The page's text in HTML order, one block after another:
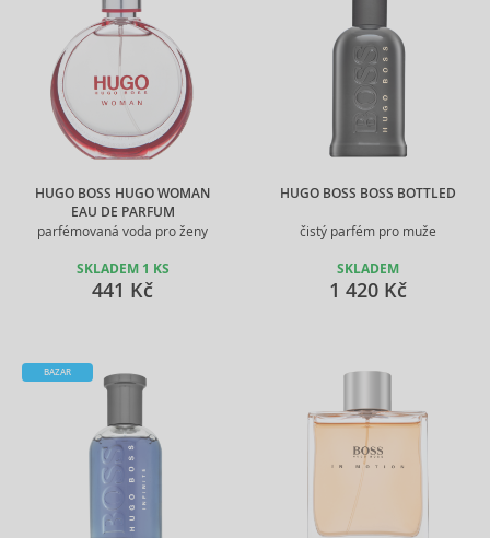
HUGO BOSS HUGO WOMAN
EAU DE PARFUM
parfémovaná voda pro ženy
SKLADEM 1 KS
441 Kč
HUGO BOSS BOSS BOTTLED
čistý parfém pro muže
SKLADEM
1 420 Kč
BAZAR